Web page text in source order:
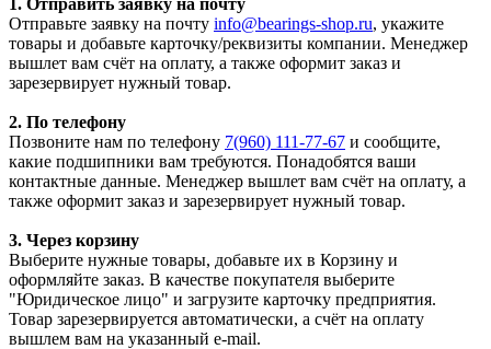
Отправьте заявку на почту info@bearings-shop.ru, укажите
товары и добавьте карточку/реквизиты компании. Менеджер
вышлет вам счёт на оплату, а также оформит заказ и
зарезервирует нужный товар.
2. По телефону
Позвоните нам по телефону 7(960) 111-77-67 и сообщите,
какие подшипники вам требуются. Понадобятся ваши
контактные данные. Менеджер вышлет вам счёт на оплату, а
также оформит заказ и зарезервирует нужный товар.
3. Через корзину
Выберите нужные товары, добавьте их в Корзину и
оформляйте заказ. В качестве покупателя выберите
"Юридическое лицо" и загрузите карточку предприятия.
Товар зарезервируется автоматически, а счёт на оплату
вышлем вам на указанный e-mail.